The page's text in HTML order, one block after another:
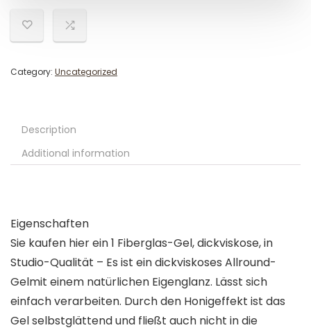
Category: Uncategorized
Description
Additional information
Eigenschaften
Sie kaufen hier ein 1 Fiberglas-Gel, dickviskose, in
Studio-Qualität – Es ist ein dickviskoses Allround-
Gelmit einem natürlichen Eigenglanz. Lässt sich
einfach verarbeiten. Durch den Honigeffekt ist das
Gel selbstglättend und fließt auch nicht in die